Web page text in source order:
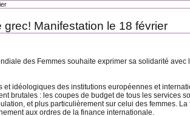
Manifestation le 18 février
des Femmes souhaite exprimer sa solidarité
idéologiques des institutions européennes et
brutales : les coupes de budget de tous les services
et plus particulièrement sur celui des femmes.
aux ordres de la finance internationale.